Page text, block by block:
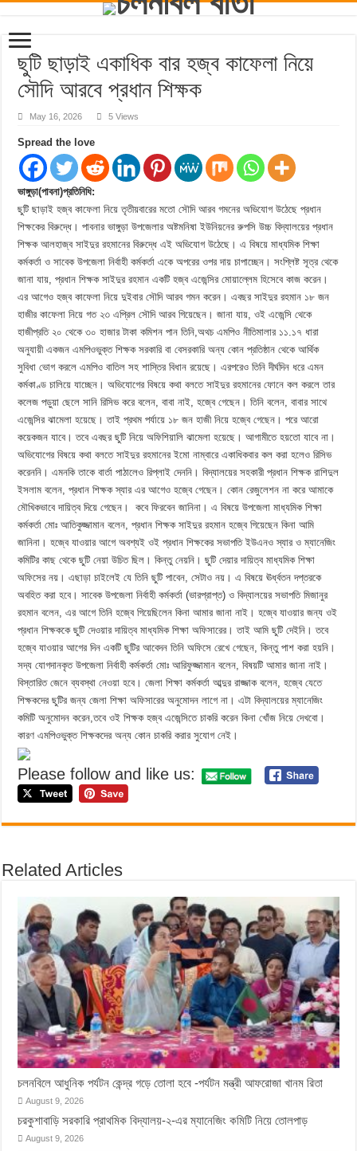
ছুটি ছাড়াই একাধিক বার হজ্ব কাফেলা নিয়ে
সৌদি আরবে প্রধান শিক্ষক
May 16, 2026 5 Views
Spread the love
ভাঙ্গুড়া(পাবনা)প্রতিনিধি:
ছুটি ছাড়াই হজ্ব কাফেলা নিয়ে তৃতীয়বারের মতো সৌদি আরব গমনের অভিযোগ উঠেছে প্রধান
শিক্ষকের বিরুদ্ধে। পাবনার ভাঙ্গুড়া উপজেলার অষ্টমনিষা ইউনিয়নের রুপসি উচ্চ বিদ্যালয়ের প্রধান
শিক্ষক আলহাজ্ব সাইদুর রহমানের বিরুদ্ধে এই অভিযোগ উঠেছে। এ বিষয়ে মাধ্যমিক শিক্ষা
কর্মকর্তা ও সাবেক উপজেলা নির্বাহী কর্মকর্তা একে অপরের ওপর দায় চাপাচ্ছেন। সংশ্লিষ্ট সূত্র থেকে
জানা যায়, প্রধান শিক্ষক সাইদুর রহমান একটি হজ্ব এজেন্সির মোয়াল্লেম হিসেবে কাজ করেন।
এর আগেও হজ্ব কাফেলা নিয়ে দুইবার সৌদি আরব গমন করেন। এবছর সাইদুর রহমান ১৮ জন
হাজীর কাফেলা নিয়ে গত ২৩ এপ্রিল সৌদি আরব গিয়েছেন। জানা যায়, ওই এজেন্সি থেকে
হাজীপ্রতি ২০ থেকে ৩০ হাজার টাকা কমিশন পান তিনি,অথচ এমপিও নীতিমালার ১১.১৭ ধারা
অনুযায়ী একজন এমপিওভুক্ত শিক্ষক সরকারি বা বেসরকারি অন্য কোন প্রতিষ্ঠান থেকে আর্থিক
সুবিধা ভোগ করলে এমপিও বাতিল সহ শাস্তির বিধান রয়েছে। এরপরেও তিনি দীর্ঘদিন ধরে এমন
কর্মকাণ্ড চালিয়ে যাচ্ছেন। অভিযোগের বিষয়ে কথা বলতে সাইদুর রহমানের ফোনে কল করলে তার
কলেজ পড়ুয়া ছেলে সানি রিসিভ করে বলেন, বাবা নাই, হজ্বে গেছেন। তিনি বলেন, বাবার সাথে
এজেন্সির ঝামেলা হয়েছে। তাই প্রথম পর্যায়ে ১৮ জন হাজী নিয়ে হজ্বে গেছেন। পরে আরো
কয়েকজন যাবে। তবে এবছর ছুটি নিয়ে অফিশিয়ালি ঝামেলা হয়েছে। আগামীতে হয়তো যাবে না।
অভিযোগের বিষয়ে কথা বলতে সাইদুর রহমানের ইমো নাম্বারে একাধিকবার কল করা হলেও রিসিভ
করেননি। এমনকি তাকে বার্তা পাঠালেও রিপ্লাই দেননি। বিদ্যালয়ের সহকারী প্রধান শিক্ষক রাশিদুল
ইসলাম বলেন, প্রধান শিক্ষক স্যার এর আগেও হজ্বে গেছেন। কোন রেজুলেশন না করে আমাকে
মৌখিকভাবে দায়িত্ব দিয়ে গেছেন। কবে ফিরবেন জানিনা। এ বিষয়ে উপজেলা মাধ্যমিক শিক্ষা
কর্মকর্তা মোঃ আতিকুজ্জামান বলেন, প্রধান শিক্ষক সাইদুর রহমান হজ্বে গিয়েছেন কিনা আমি
জানিনা। হজ্বে যাওয়ার আগে অবশ্যই ওই প্রধান শিক্ষকের সভাপতি ইউএনও স্যার ও ম্যানেজিং
কমিটির কাছ থেকে ছুটি নেয়া উচিত ছিল। কিন্তু নেয়নি। ছুটি দেয়ার দায়িত্ব মাধ্যমিক শিক্ষা
অফিসের নয়। এছাড়া চাইলেই যে তিনি ছুটি পাবেন, সেটাও নয়। এ বিষয়ে ঊর্ধ্বতন দপ্তরকে
অবহিত করা হবে। সাবেক উপজেলা নির্বাহী কর্মকর্তা (ভারপ্রাপ্ত) ও বিদ্যালয়ের সভাপতি মিজানুর
রহমান বলেন, এর আগে তিনি হজ্বে গিয়েছিলেন কিনা আমার জানা নাই। হজ্বে যাওয়ার জন্য ওই
প্রধান শিক্ষককে ছুটি দেওয়ার দায়িত্ব মাধ্যমিক শিক্ষা অফিসারের। তাই আমি ছুটি দেইনি। তবে
হজ্বে যাওয়ার আগের দিন একটি ছুটির আবেদন তিনি অফিসে রেখে গেছেন, কিন্তু পাশ করা হয়নি।
সদ্য যোগদানকৃত উপজেলা নির্বাহী কর্মকর্তা মোঃ আরিফুজ্জামান বলেন, বিষয়টি আমার জানা নাই।
বিস্তারিত জেনে ব্যবস্থা নেওয়া হবে। জেলা শিক্ষা কর্মকর্তা আব্দুর রাজ্জাক বলেন, হজ্বে যেতে
শিক্ষকদের ছুটির জন্য জেলা শিক্ষা অফিসারের অনুমোদন লাগে না। এটা বিদ্যালয়ের ম্যানেজিং
কমিটি অনুমোদন করেন,তবে ওই শিক্ষক হজ্ব এজেন্সিতে চাকরি করেন কিনা খোঁজ নিয়ে দেখবো।
কারণ এমপিওভুক্ত শিক্ষকদের অন্য কোন চাকরি করার সুযোগ নেই।
Please follow and like us:
Related Articles
চলনবিলে আধুনিক পর্যটন কেন্দ্র গড়ে তোলা হবে -পর্যটন মন্ত্রী আফরোজা খানম রিতা
August 9, 2026
চরকুশাবাড়ি সরকারি প্রাথমিক বিদ্যালয়-২-এর ম্যানেজিং কমিটি নিয়ে তোলপাড়
August 9, 2026